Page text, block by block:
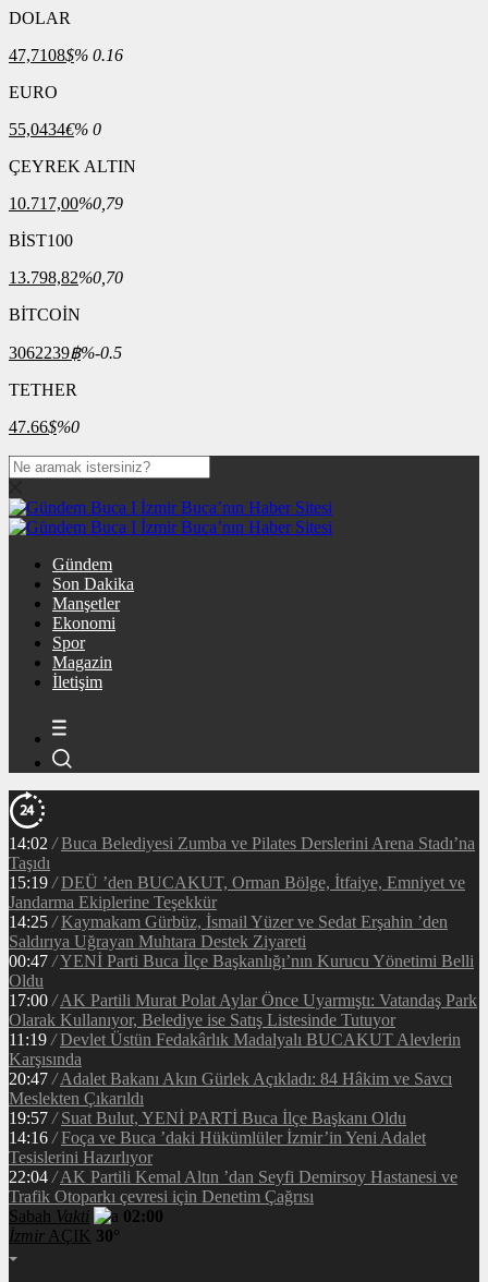
DOLAR
47,7108$% 0.16
EURO
55,0434€% 0
ÇEYREK ALTIN
10.717,00%0,79
BİST100
13.798,82%0,70
BİTCOİN
3062239฿%-0.5
TETHER
47.66$%0
Gündem
Son Dakika
Manşetler
Ekonomi
Spor
Magazin
İletişim
14:02 / Buca Belediyesi Zumba ve Pilates Derslerini Arena Stadı’na
Taşıdı
15:19 / DEÜ ’den BUCAKUT, Orman Bölge, İtfaiye, Emniyet ve
Jandarma Ekiplerine Teşekkür
14:25 / Kaymakam Gürbüz, İsmail Yüzer ve Sedat Erşahin ’den
Saldırıya Uğrayan Muhtara Destek Ziyareti
00:47 /YENİ Parti Buca İlçe Başkanlığı’nın Kurucu Yönetimi Belli
Oldu
17:00 / AK Partili Murat Polat Aylar Önce Uyarmıştı: Vatandaş Park
Olarak Kullanıyor, Belediye ise Satış Listesinde Tutuyor
11:19 / Devlet Üstün Fedakârlık Madalyalı BUCAKUT Alevlerin
Karşısında
20:47 / Adalet Bakanı Akın Gürlek Açıkladı: 84 Hâkim ve Savcı
Meslekten Çıkarıldı
19:57 / Suat Bulut, YENİ PARTİ Buca İlçe Başkanı Oldu
14:16 / Foça ve Buca ’daki Hükümlüler İzmir’in Yeni Adalet
Tesislerini Hazırlıyor
22:04 / AK Partili Kemal Altın ’dan Seyfi Demirsoy Hastanesi ve
Trafik Otoparkı çevresi için Denetim Çağrısı
Sabah Vakti
02:00
İzmir AÇIK 30°